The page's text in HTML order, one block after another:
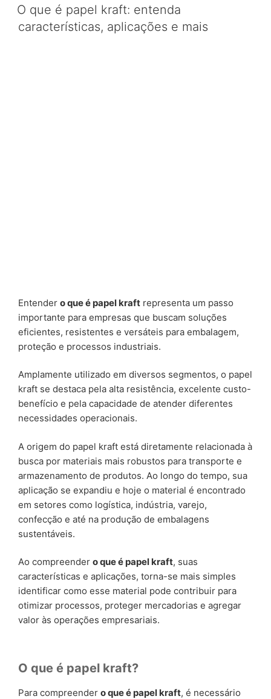
EM
O que é papel kraft: entenda
características, aplicações e mais
Entender o que é papel kraft representa um passo
importante para empresas que buscam soluções
eficientes, resistentes e versáteis para embalagem,
proteção e processos industriais.
Amplamente utilizado em diversos segmentos, o papel
kraft se destaca pela alta resistência, excelente custo-
benefício e pela capacidade de atender diferentes
necessidades operacionais.
A origem do papel kraft está diretamente relacionada à
busca por materiais mais robustos para transporte e
armazenamento de produtos. Ao longo do tempo, sua
aplicação se expandiu e hoje o material é encontrado
em setores como logística, indústria, varejo,
confecção e até na produção de embalagens
sustentáveis.
Ao compreender o que é papel kraft, suas
características e aplicações, torna-se mais simples
identificar como esse material pode contribuir para
otimizar processos, proteger mercadorias e agregar
valor às operações empresariais.
O que é papel kraft?
Para compreender o que é papel kraft, é necessário